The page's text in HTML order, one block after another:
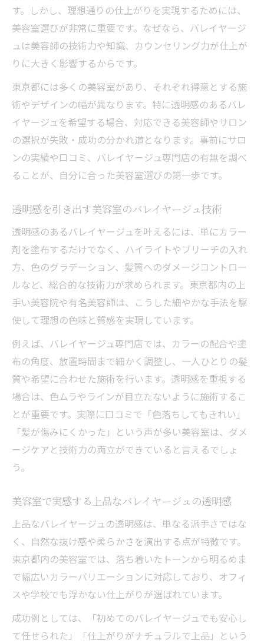
す。しかし、理想通りの仕上がりを実現するためには、
美容室選びが非常に重要です。なぜなら、バレイヤージ
ュは美容師の技術力や知識、カウンセリング力が仕上が
りに大きく影響するからです。
東京都には多くの美容室があり、それぞれ得意とする施
術やデザインの幅が異なります。特に透明感のあるバレ
イヤージュを希望する場合、対応できる美容師やサロン
の選択が失敗・成功の分かれ道となります。事前にサロ
ンの実績や口コミ、バレイヤージュ専門店の有無を調べ
ることが、自分に合った美容室選びの第一歩です。
透明感を引き出す美容室のバレイヤージュ技術
透明感のあるバレイヤージュを叶えるには、単にカラー
剤を塗布するだけでなく、ハイライトやブリーチの入れ
方、色のグラデーション、髪質へのダメージコントロー
ルなど、総合的な技術力が求められます。東京都内の上
手い美容院や有名美容師は、こうした細やかな手法を駆
使して理想の色味と質感を実現しています。
例えば、バレイヤージュ専門店では、カラーの配合や塗
布の角度、放置時間まで細かく調整し、一人ひとりの髪
質や希望に合わせた施術を行います。透明感を重視する
場合は、色ムラやラインが目立たないように施術するこ
とが重要です。実際に口コミで「色落ちしてもきれい」
「髪が傷みにくかった」という声が多い美容室は、ダメ
ージケアと技術力の両立ができていると言えるでしょ
う。
美容室で実感する上品なバレイヤージュの透明感
上品なバレイヤージュの透明感は、単なる派手さではな
く、自然な抜け感や柔らかさを演出する点が特徴です。
東京都内の美容室では、落ち着いたトーンから明るめま
で幅広いカラーバリエーションに対応しており、オフィ
スや学校でも浮かない仕上がりが選ばれています。
成功例としては、「初めてのバレイヤージュでも安心し
て任せられた」「仕上がりがナチュラルで上品」という